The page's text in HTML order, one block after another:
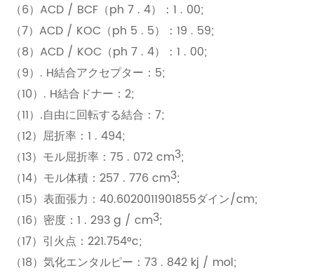
（6）ACD / BCF（ph 7 . 4）：1 . 00;
（7）ACD / KOC（ph 5 . 5）：19 . 59;
（8）ACD / KOC（ph 7 . 4）：1 . 00;
（9）. H結合アクセプター：5;
（10）. H結合ドナー：2;
（11）.自由に回転する結合：7;
（12）屈折率：1 . 494;
（13）モル屈折率：75 . 072 cm3;
（14）モル体積：257 . 776 cm3;
（15）表面張力：40.6020011901855ダイン/cm;
（16）密度：1 . 293 g / cm3;
（17）引火点：221.754°c;
（18）気化エンタルピー：73 . 842 kj / mol;